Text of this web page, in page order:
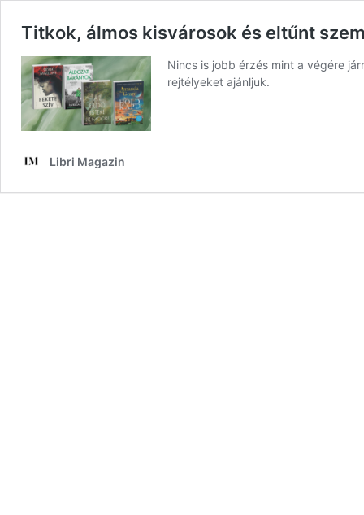
Titkok, álmos kisvárosok és eltűnt
Nincs is jobb érzés mint a végére
rejtélyeket ajánljuk.
Libri Magazin